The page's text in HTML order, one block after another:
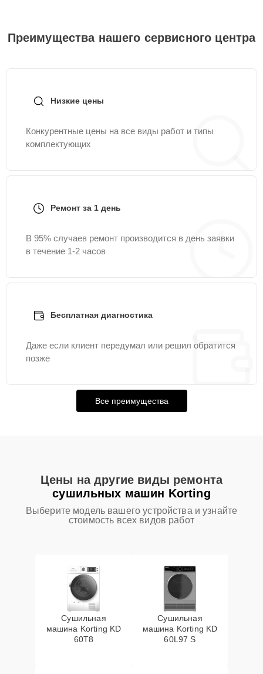
Преимущества нашего сервисного центра
Низкие цены
Конкурентные цены на все виды работ и типы
комплектующих
Ремонт за 1 день
В 95% случаев ремонт производится в день заявки
в течение 1-2 часов
Бесплатная диагностика
Даже если клиент передумал или решил обратится
позже
Все преимущества
Цены на другие виды ремонта
сушильных машин Korting
Выберите модель вашего устройства и узнайте
стоимость всех видов работ
Сушильная
машина Korting KD
60T8
Сушильная
машина Korting KD
60L97 S